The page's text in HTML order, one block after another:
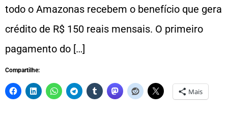
todo o Amazonas recebem o benefício que gera
crédito de R$ 150 reais mensais. O primeiro
pagamento do […]
Compartilhe:
Mais